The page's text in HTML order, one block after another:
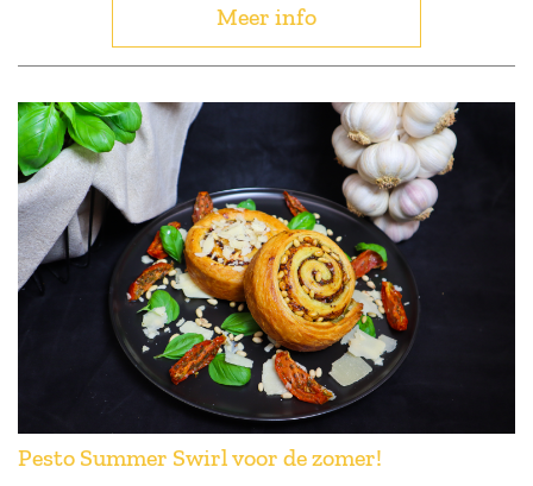
Meer info
Pesto Summer Swirl voor de zomer!